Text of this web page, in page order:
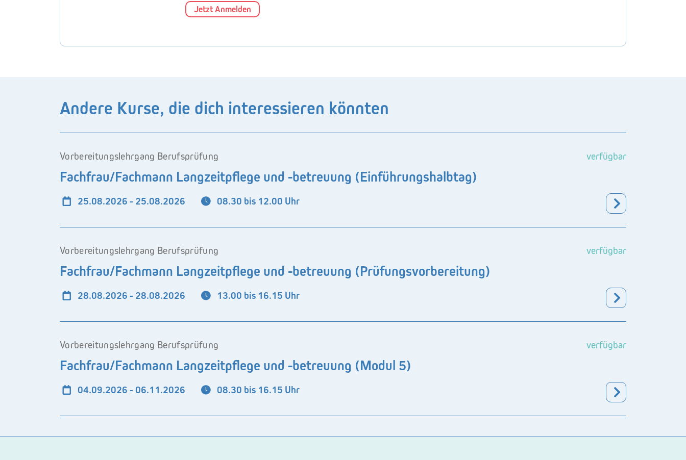
Jetzt Anmelden
Andere Kurse, die dich interessieren könnten
Vorbereitungslehrgang Berufsprüfung verfügbar
Fachfrau/Fachmann Langzeitpflege und -betreuung (Einführungshalbtag)
25.08.2026 - 25.08.2026 08.30 bis 12.00 Uhr
Vorbereitungslehrgang Berufsprüfung verfügbar
Fachfrau/Fachmann Langzeitpflege und -betreuung (Prüfungsvorbereitung)
28.08.2026 - 28.08.2026 13.00 bis 16.15 Uhr
Vorbereitungslehrgang Berufsprüfung verfügbar
Fachfrau/Fachmann Langzeitpflege und -betreuung (Modul 5)
04.09.2026 - 06.11.2026 08.30 bis 16.15 Uhr